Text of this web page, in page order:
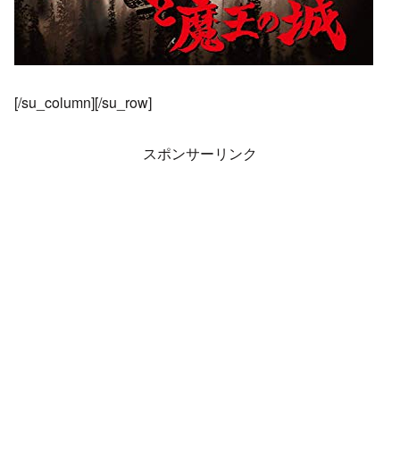
[/su_column][/su_row]
スポンサーリンク